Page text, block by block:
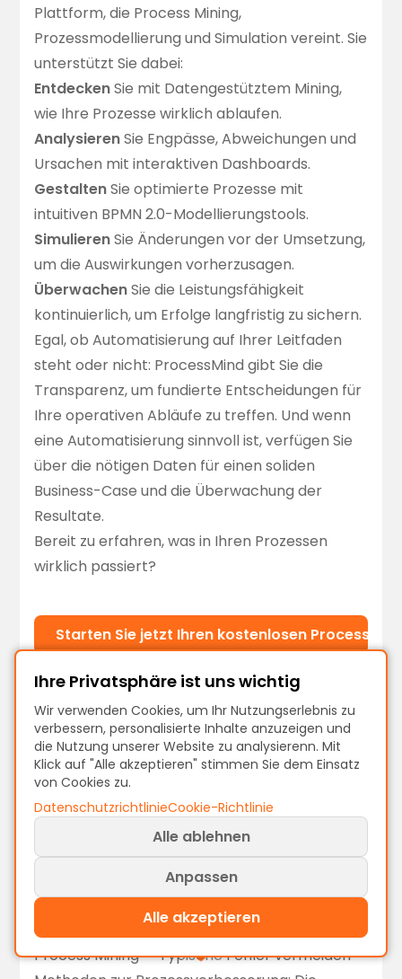
Plattform, die Process Mining,
Prozessmodellierung und Simulation vereint. Sie
unterstützt Sie dabei:
EntdeckenSie mit Datengestütztem Mining,
wie Ihre Prozesse wirklich ablaufen.
AnalysierenSie Engpässe, Abweichungen und
Ursachen mit interaktiven Dashboards.
GestaltenSie optimierte Prozesse mit
intuitiven BPMN 2.0-Modellierungstools.
SimulierenSie Änderungen vor der Umsetzung,
um die Auswirkungen vorherzusagen.
ÜberwachenSie die Leistungsfähigkeit
kontinuierlich, um Erfolge langfristig zu sichern.
Egal, ob Automatisierung auf Ihrer Leitfaden
steht oder nicht: ProcessMind gibt Sie die
Transparenz, um fundierte Entscheidungen für
Ihre operativen Abläufe zu treffen. Und wenn
eine Automatisierung sinnvoll ist, verfügen Sie
über die nötigen Daten für einen soliden
Business-Case und die Überwachung der
Resultate.
Bereit zu erfahren, was in Ihren Prozessen
wirklich passiert?
Starten Sie jetzt Ihren kostenlosen
Weitere Ressourcen:
Was ist Process Mining? – Die Grundlagen
So analysieren Sie Ihre Prozesse– Von Daten
zu Erkenntnissen
Prozessoptimierung erfolgreich umsetzen
Erkenntnisse in Ergebnisse verwandeln
Kontinuierliche Prozessüberwachung–
Verbesserungen langfristig sichern
UiPath vs. ProcessMind
Herausforderungen und Best Practices bei
Process Mining– Typische Fehler vermeiden
Ihre Privatsphäre ist uns wichtig
Wir verwenden Cookies, um Ihr Nutzungserlebnis zu
verbessern, personalisierte Inhalte anzuzeigen und
die Nutzung unserer Website zu analysierenn. Mit
Klick auf "Alle akzeptieren" stimmen Sie dem Einsatz
von Cookies zu.
DatenschutzrichtlinieCookie-Richtlinie
Alle ablehnen
Anpassen
Alle akzeptieren